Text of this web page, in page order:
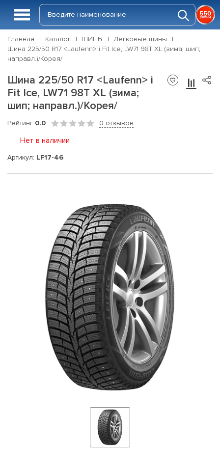
Главная Каталог ШИНЫ
Легковые шины
Шина 225/50 R17 <Laufenn> i Fit Ice, LW71 98T XL (зима; шип;
направл.)/Корея/
Шина 225/50 R17 <Laufenn> i
Fit Ice, LW71 98T XL (зима;
шип; направл.)/Корея/
Рейтинг 0.0 0 отзывов
Нет в наличии
Артикул: LF17-46